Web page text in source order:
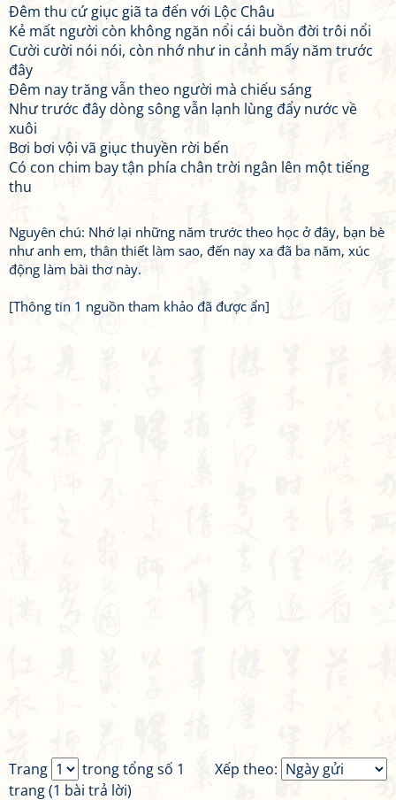
Đêm thu cứ giục giã ta đến với Lộc Châu
Kẻ mất người còn không ngăn nổi cái buồn đời trôi nổi
Cười cười nói nói, còn nhớ như in cảnh mấy năm trước
đây
Đêm nay trăng vẫn theo người mà chiếu sáng
Như trước đây dòng sông vẫn lạnh lùng đẩy nước về
xuôi
Bơi bơi vội vã giục thuyền rời bến
Có con chim bay tận phía chân trời ngân lên một tiếng
thu
Nguyên chú: Nhớ lại những năm trước theo học ở đây, bạn bè
như anh em, thân thiết làm sao, đến nay xa đã ba năm, xúc
động làm bài thơ này.
[Thông tin 1 nguồn tham khảo đã được ẩn]
Xếp theo:
Trang
trong tổng số 1
trang (1 bài trả lời)